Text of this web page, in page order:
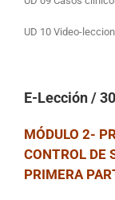
UD 10 Video-
E-Lección/
MÓDULO 2-
CONTROL DE
PRIMERA